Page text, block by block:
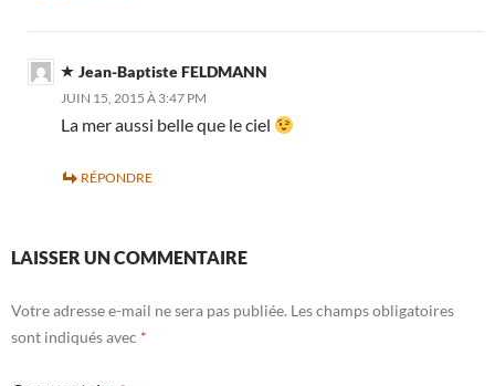
Jean-Baptiste FELDMANN
JUIN 15, 2015 À 3:47 PM
La mer aussi belle que le ciel
RÉPONDRE
LAISSER UN COMMENTAIRE
Votre adresse e-mail ne sera pas publiée. Les champs obligatoires
sont indiqués avec *